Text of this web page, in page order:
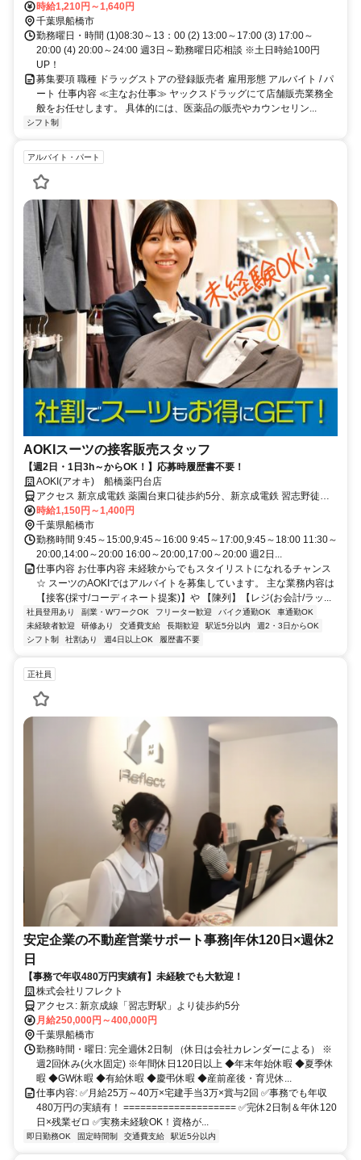
時給1,210円～1,640円
千葉県船橋市
勤務曜日・時間 (1)08:30～13：00 (2) 13:00～17:00 (3) 17:00～
20:00 (4) 20:00～24:00 週3日～勤務曜日応相談 ※土日時給100円
UP！
募集要項 職種 ドラッグストアの登録販売者 雇用形態 アルバイト / パ
ート 仕事内容 ≪主なお仕事≫ ヤックスドラッグにて店舗販売業務全
般をお任せします。 具体的には、医薬品の販売やカウンセリン...
シフト制
アルバイト・パート
AOKIスーツの接客販売スタッフ
【週2日・1日3h～からOK！】応募時履歴書不要！
AOKI(アオキ) 船橋薬円台店
アクセス 新京成電鉄 薬園台東口徒歩約5分、新京成電鉄 習志野徒歩
約11分、新京成電鉄 前原東口徒歩約18分 新京成線「薬園台駅」より
徒歩5分
時給1,150円～1,400円
千葉県船橋市
勤務時間 9:45～15:00,9:45～16:00 9:45～17:00,9:45～18:00 11:30～
20:00,14:00～20:00 16:00～20:00,17:00～20:00 週2日...
仕事内容 お仕事内容 未経験からでもスタイリストになれるチャンス
☆ スーツのAOKIではアルバイトを募集しています。 主な業務内容は
【接客(採寸/コーディネート提案)】や 【陳列】【レジ(お会計/ラッ...
社員登用あり 副業・WワークOK フリーター歓迎 バイク通勤OK
車通勤OK
未経験者歓迎
研修あり 交通費支給 長期歓迎 駅近5分以内
週2・3日からOK
シフト制
社割あり 週4日以上OK 履歴書不要
正社員
安定企業の不動産営業サポート事務|年休120日×週休2
日
【事務で年収480万円実績有】未経験でも大歓迎！
株式会社リフレクト
アクセス: 新京成線「習志野駅」より徒歩約5分
月給250,000円～400,000円
千葉県船橋市
勤務時間・曜日: 完全週休2日制 （休日は会社カレンダーによる） ※
週2回休み(火水固定) ※年間休日120日以上 ◆年末年始休暇 ◆夏季休
暇 ◆GW休暇 ◆有給休暇 ◆慶弔休暇 ◆産前産後・育児休...
仕事内容: ✅月給25万～40万×宅建手当3万×賞与2回 ✅事務でも年収
480万円の実績有！ ==================== ✅完休2日制＆年休120
日×残業ゼロ ✅実務未経験OK！資格が...
即日勤務OK 固定時間制 交通費支給 駅近5分以内